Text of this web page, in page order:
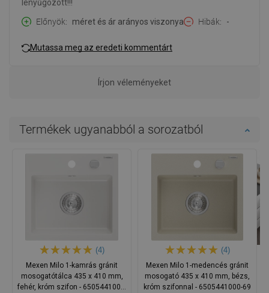
lenyűgözött!!!
Előnyök
méret és ár arányos viszonya Hibák -
Mutassa meg az eredeti kommentárt
Írjon véleményeket
Termékek ugyanabból a sorozatból
(4)
Mexen Milo 1-kamrás gránit
mosogatótálca 435 x 410 mm,
fehér, króm szifon - 6505441000-
(4)
Mexen Milo 1-medencés gránit
mosogató 435 x 410 mm, bézs,
króm szifonnal - 6505441000-69